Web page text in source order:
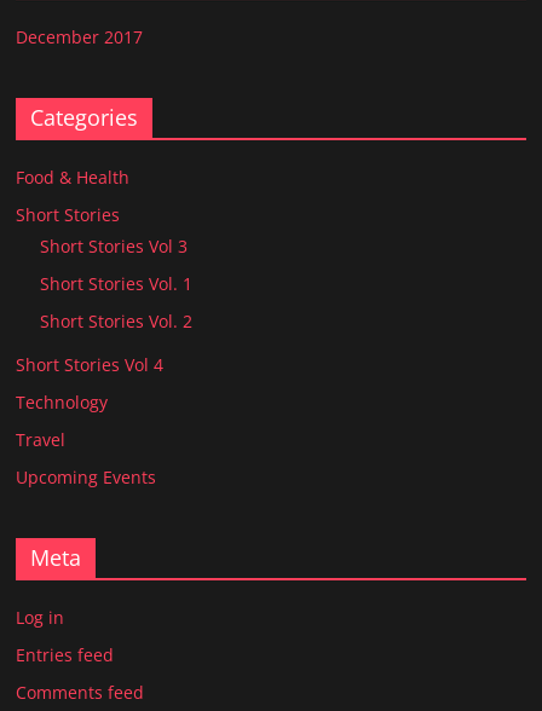
December 2017
Categories
Food & Health
Short Stories
Short Stories Vol 3
Short Stories Vol. 1
Short Stories Vol. 2
Short Stories Vol 4
Technology
Travel
Upcoming Events
Meta
Log in
Entries feed
Comments feed